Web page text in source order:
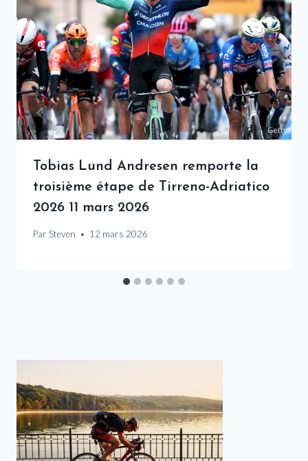
Tobias Lund Andresen remporte la
troisième étape de Tirreno-Adriatico
2026 11 mars 2026
Par Steven 12 mars 2026